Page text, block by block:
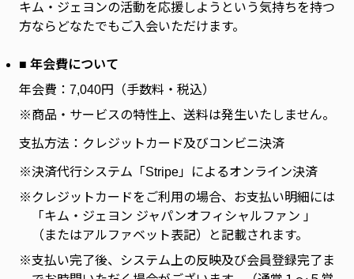
キム・ジェヨンの活動を応援しようという気持ちを持つ
方ならどなたでもご入会いただけます。
■ 年会費について
年会費：7,040円（手数料・税込）
※商品・サービスの特性上、送料は発生いたしません。
支払方法：クレジットカード及びコンビニ決済
※決済代行システム「Stripe」によるオンライン決済
※クレジットカードをご利用の場合、お支払い明細には
「キム・ジェヨン ジャパンオフィシャルファン 」
（またはアルファベット表記）と記載されます。
※支払い完了後、システム上の反映及び会員登録完了ま